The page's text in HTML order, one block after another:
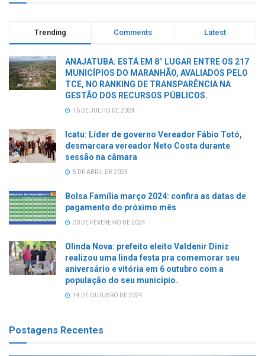
Trending Comments Latest
ANAJATUBA: ESTÁ EM 8° LUGAR ENTRE OS 217
MUNICÍPIOS DO MARANHÃO, AVALIADOS PELO
TCE, NO RANKING DE TRANSPARÊNCIA NA
GESTÃO DOS RECURSOS PÚBLICOS.
16 DE JULHO DE 2024
Icatu: Líder de governo Vereador Fábio Totó,
desmarcara vereador Neto Costa durante
sessão na câmara
5 DE ABRIL DE 2025
Bolsa Família março 2024: confira as datas de
pagamento do próximo mês
20 DE FEVEREIRO DE 2024
Olinda Nova: prefeito eleito Valdenir Diniz
realizou uma linda festa pra comemorar seu
aniversário e vitória em 6 outubro com a
população do seu município.
14 DE OUTUBRO DE 2024
Postagens Recentes